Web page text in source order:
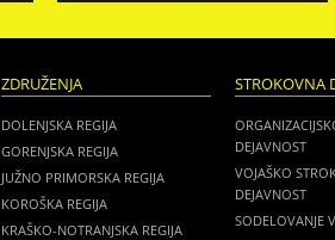
ZDRUŽENJA
DOLENJSKA REGIJA
GORENJSKA REGIJA
JUŽNO PRIMORSKA REGIJA
KOROŠKA REGIJA
KRAŠKO-NOTRANJSKA REGIJA
STROKOVNA
DEJAVNOST
VOJAŠKO
DEJAVNOST
SODELOVANJE